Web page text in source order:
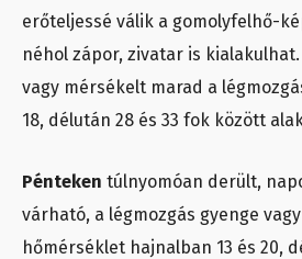
erőteljessé válik a gomolyfelhő-
néhol zápor, zivatar is
vagy mérsékelt marad a
18, délután 28 és 33 fok között
Pénteken túlnyomóan derült,
várható, a légmozgás gyenge
hőmérséklet hajnalban 13 és 20,